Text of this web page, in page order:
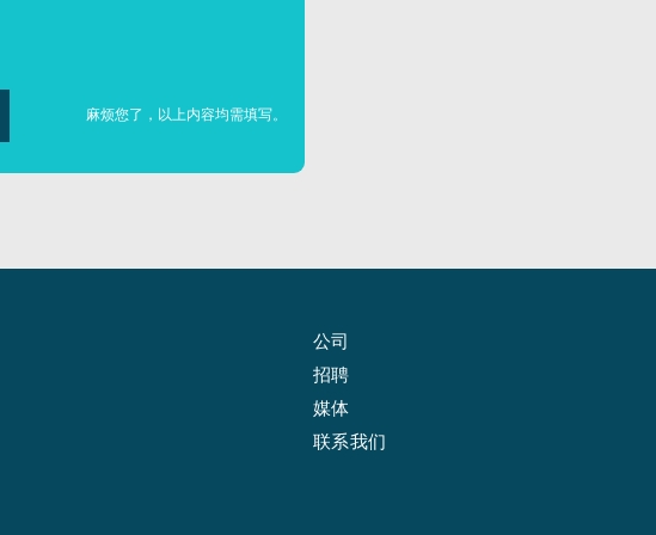
麻烦您了，以上内容均需填写。
公司
招聘
媒体
联系我们